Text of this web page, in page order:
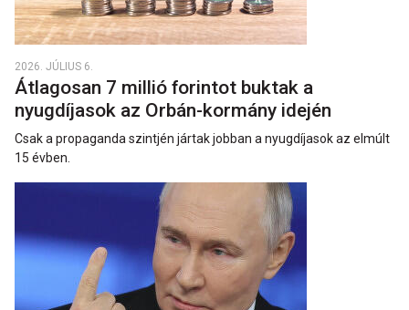
2026. JÚLIUS 6.
Átlagosan 7 millió forintot buktak a
nyugdíjasok az Orbán-kormány idején
Csak a propaganda szintjén jártak jobban a nyugdíjasok az elmúlt
15 évben.